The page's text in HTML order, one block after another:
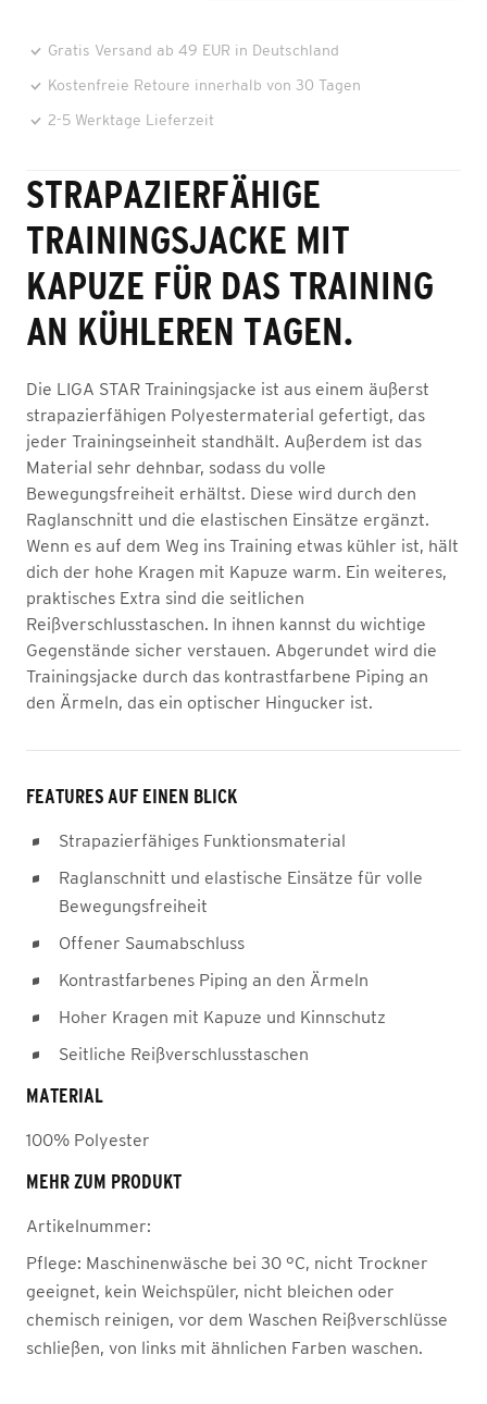
Gratis Versand ab 49 EUR in Deutschland
Kostenfreie Retoure innerhalb von 30 Tagen
2-5 Werktage Lieferzeit
STRAPAZIERFÄHIGE
TRAININGSJACKE MIT
KAPUZE FÜR DAS TRAINING
AN KÜHLEREN TAGEN.
Die LIGA STAR Trainingsjacke ist aus einem äußerst
strapazierfähigen Polyestermaterial gefertigt, das
jeder Trainingseinheit standhält. Außerdem ist das
Material sehr dehnbar, sodass du volle
Bewegungsfreiheit erhältst. Diese wird durch den
Raglanschnitt und die elastischen Einsätze ergänzt.
Wenn es auf dem Weg ins Training etwas kühler ist, hält
dich der hohe Kragen mit Kapuze warm. Ein weiteres,
praktisches Extra sind die seitlichen
Reißverschlusstaschen. In ihnen kannst du wichtige
Gegenstände sicher verstauen. Abgerundet wird die
Trainingsjacke durch das kontrastfarbene Piping an
den Ärmeln, das ein optischer Hingucker ist.
FEATURES AUF EINEN BLICK
Strapazierfähiges Funktionsmaterial
Raglanschnitt und elastische Einsätze für volle
Bewegungsfreiheit
Offener Saumabschluss
Kontrastfarbenes Piping an den Ärmeln
Hoher Kragen mit Kapuze und Kinnschutz
Seitliche Reißverschlusstaschen
MATERIAL
100% Polyester
MEHR ZUM PRODUKT
Artikelnummer:
Pflege: Maschinenwäsche bei 30 °C, nicht Trockner
geeignet, kein Weichspüler, nicht bleichen oder
chemisch reinigen, vor dem Waschen Reißverschlüsse
schließen, von links mit ähnlichen Farben waschen.